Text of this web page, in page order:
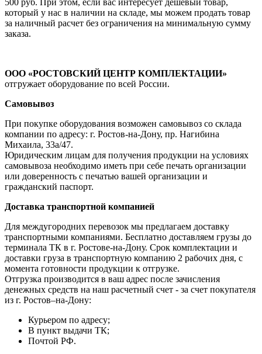
который у нас в наличии на складе, мы можем продать товар
за наличный расчет без ограничения на минимальную сумму
заказа.
ООО «РОСТОВСКИЙ ЦЕНТР КОМПЛЕКТАЦИИ»
отгружает оборудование по всей России.
Самовывоз
При покупке оборудования возможен самовывоз со склада
компании по адресу: г. Ростов-на-Дону, пр. Нагибина
Михаила, 33а/47.
Юридическим лицам для получения продукции на условиях
самовывоза необходимо иметь при себе печать организации
или доверенность с печатью вашей организации и
гражданский паспорт.
Доставка транспортной компанией
Для междугородних перевозок мы предлагаем доставку
транспортными компаниями. Бесплатно доставляем грузы до
терминала ТК в г. Ростове-на-Дону. Срок комплектации и
доставки груза в транспортную компанию 2 рабочих дня, с
момента готовности продукции к отгрузке.
Отгрузка производится в ваш адрес после зачисления
денежных средств на наш расчетный счет - за счет покупателя
из г. Ростов–на-Дону:
Курьером по адресу;
В пункт выдачи ТК;
Почтой РФ.